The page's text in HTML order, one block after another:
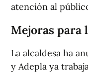
atención al
Mejoras para
La alcaldesa ha
y Adepla ya